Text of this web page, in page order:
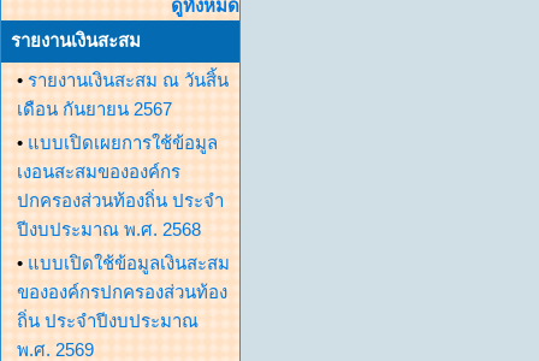
ดูทั้งหมด
รายงานเงินสะสม
• รายงานเงินสะสม ณ วันสิ้น
เดือน กันยายน 2567
• แบบเปิดเผยการใช้ข้อมูล
เงอนสะสมขององค์กร
ปกครองส่วนท้องถิ่น ประจำ
ปีงบประมาณ พ.ศ. 2568
• แบบเปิดใช้ข้อมูลเงินสะสม
ขององค์กรปกครองส่วนท้อง
ถิ่น ประจำปีงบประมาณ
พ.ศ. 2569